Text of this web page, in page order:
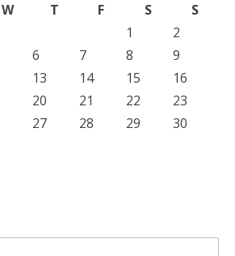
W T F S
S
1
2
6 7 8
9
13 14 15
16
20 21 22
23
27 28 29
30